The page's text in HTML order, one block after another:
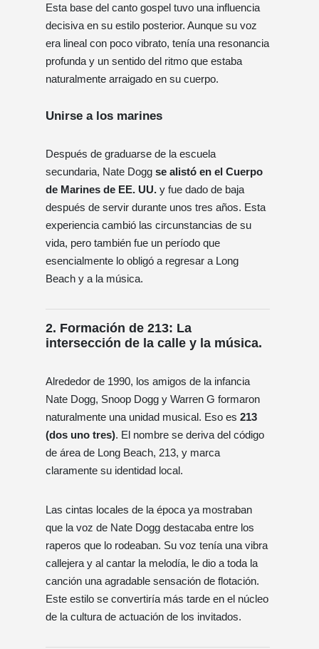
Esta base del canto gospel tuvo una influencia
decisiva en su estilo posterior. Aunque su voz
era lineal con poco vibrato, tenía una resonancia
profunda y un sentido del ritmo que estaba
naturalmente arraigado en su cuerpo.
Unirse a los marines
Después de graduarse de la escuela
secundaria, Nate Dogg se alistó en el Cuerpo
de Marines de EE. UU. y fue dado de baja
después de servir durante unos tres años. Esta
experiencia cambió las circunstancias de su
vida, pero también fue un período que
esencialmente lo obligó a regresar a Long
Beach y a la música.
2. Formación de 213: La
intersección de la calle y la música.
Alrededor de 1990, los amigos de la infancia
Nate Dogg, Snoop Dogg y Warren G formaron
naturalmente una unidad musical. Eso es 213
(dos uno tres). El nombre se deriva del código
de área de Long Beach, 213, y marca
claramente su identidad local.
Las cintas locales de la época ya mostraban
que la voz de Nate Dogg destacaba entre los
raperos que lo rodeaban. Su voz tenía una vibra
callejera y al cantar la melodía, le dio a toda la
canción una agradable sensación de flotación.
Este estilo se convertiría más tarde en el núcleo
de la cultura de actuación de los invitados.